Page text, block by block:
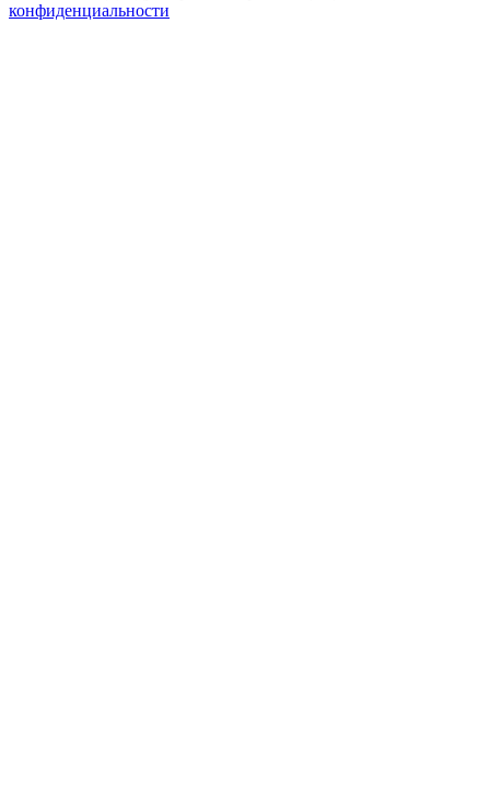
конфиденциальности